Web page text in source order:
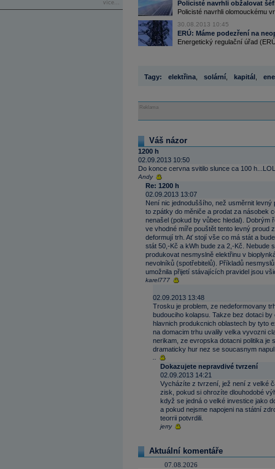
více...
Policisté navrhli obžalovat
Policisté navrhli olomouckému
30.08.2013 10:45
ERÚ: Máme podezření na
Energetický regulační úřad
Tagy: elektřina solární kapitál
Reklama
Váš názor
1200 h
02.09.2013 10:50
Do konce cervna svitilo slunce ca 100 h...LOL
Andy
Re: 1200 h
02.09.2013 13:07
Není nic jednoduššího, než usměrnit
to zpátky do měniče a prodat za násobek
nenašel (pokud by vůbec hledal). Dobrým
ve vhodné míře pouštět tento levný proud
deformují trh. Ať stojí vše co má stát a
stát 50,-Kč a kWh bude za 2,-Kč. Nebude
produkovat nesmyslně elektřinu v
nevolníků (spotřebitelů). Příkladů
umožnila přijetí stávajících pravidel jsou
karel777
02.09.2013 13:48
Trosku je problem, ze nedeformovany
budouciho kolapsu. Takze bez dotaci
hlavnich produkcnich oblastech by tyto
na domacim trhu uvalily velka vyvozni
nerikam, ze evropska dotacni politika je
dramaticky hur nez se soucasnym
Dokazujete nepravdivé tvrzení
02.09.2013 14:21
Vycházíte z tvrzení, jež není z velké
zisk, pokud si ohrozíte dlouhodobé
když se jedná o velké investice jako
a pokud nejsme napojeni na státní
teorrii potvrdili.
jerry
Aktuální komentáře
07.08.2026